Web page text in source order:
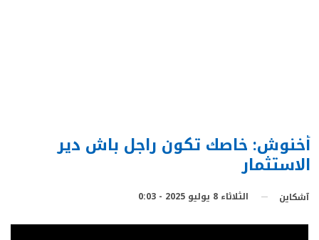
أخنوش: خاصك تكون راجل باش دير
الاستثمار
آشكاين الثلاثاء 8 يوليو 2025 - 0:03